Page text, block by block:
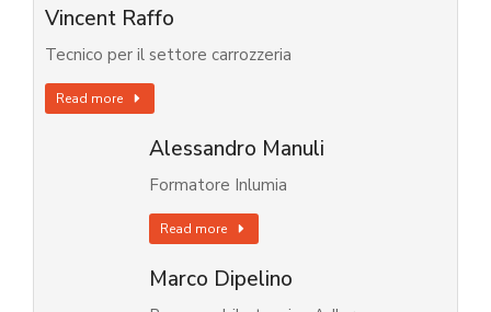
Vincent Raffo
Tecnico per il settore carrozzeria
Read more
Alessandro Manuli
Formatore Inlumia
Read more
Marco Dipelino